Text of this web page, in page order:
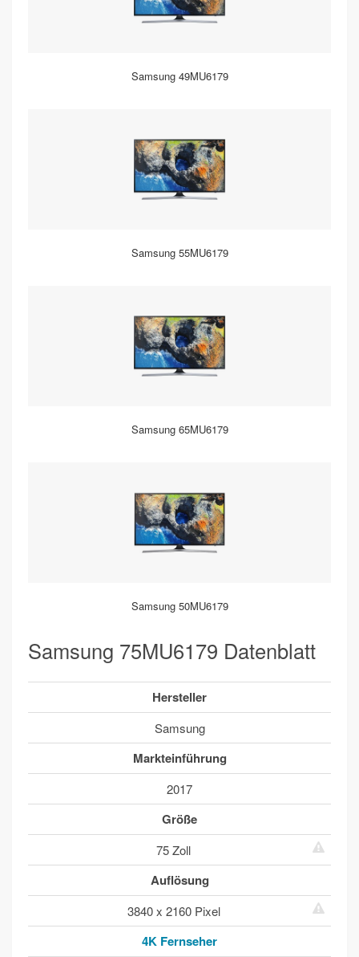
Samsung 49MU6179
Samsung 55MU6179
Samsung 65MU6179
Samsung 50MU6179
Samsung 75MU6179 Datenblatt
Hersteller
Samsung
Markteinführung
2017
Größe
75 Zoll
Auflösung
3840 x 2160 Pixel
4K Fernseher